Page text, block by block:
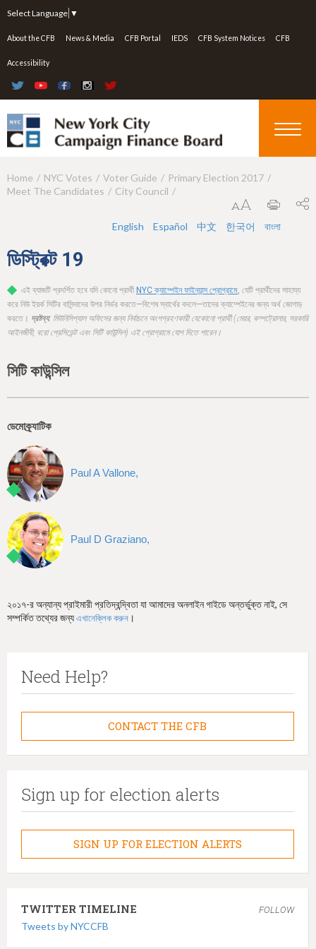
Select Language ▼
About the CFB News & Media CFB Portal IEDS CFB System Notices CFB
Accessibility
Y
a
e
h
r
e
Home NYC Votes Voter Guide
Primary Election 2017
Meet The Candidates
City Council
English Español 中文 한국어 বাংলা
ডিস্ট্রিক্ট 19
এই ব্যাজটি প্রদর্শিত হবে যদি কোনো প্রার্থী NYC ক্যাম্পেইন ফাইন্যান্স প্রোগ্রামে, যেটি প্রার্থীদের সাহায্য
করে নিউ ইয়র্ক সিটির বাসিন্দাদের উপর নির্ভর করতে—বিশেষ স্বার্থের বদলে—তাদের ক্যাম্পেইনের জন্য অর্থ জোগাড়
করতে। দ্রষ্টব্য: মিউনিসিপ্যাল অফিসের জন্য নির্বাচনে অংশগ্রহণকারী যেকোনো প্রার্থী (মেয়র, কম্পট্রোলার, সরকারি
আইনজীবী, বরো প্রেসিডেন্ট এবং সিটি কাউন্সিল) এই প্রোগ্রামে যোগ দিতে পারেন।
সিটি কাউন্সিল
ডেমোক্র্যাটিক
Paul A Vallone,
Paul D Graziano,
২০১৭-র অন্যান্য প্রাইমারী প্রতিদ্বন্দ্বিতা যা আমাদের অনলাইন গাইডে অন্তর্ভুক্ত নাই, সে
সম্পর্কিত তথ্যের জন্যএখানেক্লিক করুন ।
Need Help?
CONTACT THE CFB
Sign up for election alerts
SIGN UP FOR ELECTION ALERTS
TWITTER TIMELINE FOLLOW
Tweets by NYCCFB